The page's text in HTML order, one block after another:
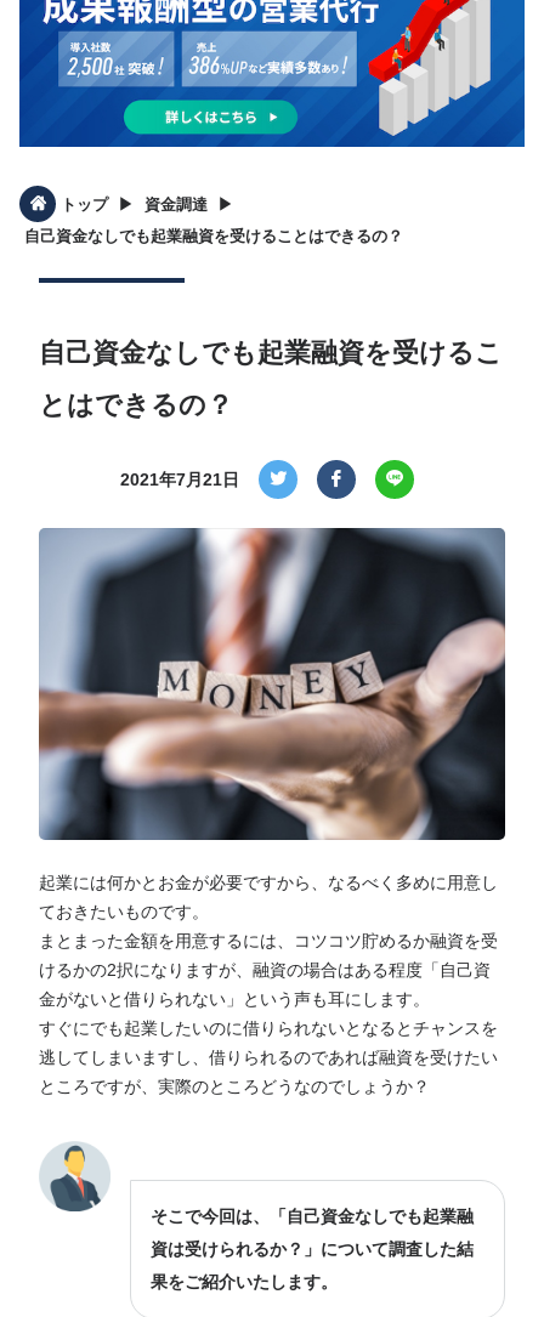
トップ ▶︎ 資金調達 ▶︎
自己資金なしでも起業融資を受けることはできるの？
自己資金なしでも起業融資を受けるこ
とはできるの？
2021年7月21日
起業には何かとお金が必要ですから、なるべく多めに用意し
ておきたいものです。
まとまった金額を用意するには、コツコツ貯めるか融資を受
けるかの2択になりますが、融資の場合はある程度「自己資
金がないと借りられない」という声も耳にします。
すぐにでも起業したいのに借りられないとなるとチャンスを
逃してしまいますし、借りられるのであれば融資を受けたい
ところですが、実際のところどうなのでしょうか？
そこで今回は、「自己資金なしでも起業融
資は受けられるか？」について調査した結
果をご紹介いたします。